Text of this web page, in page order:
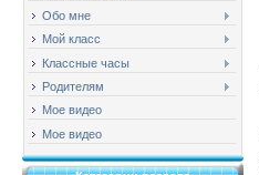
Обо мне
Мой класс
Классные часы
Родителям
Мое видео
Мое видео